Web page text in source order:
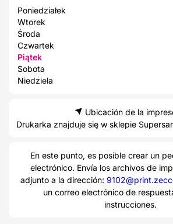
Poniedziałek
Wtorek
Środa
Czwartek
Piątek
Sobota
Niedziela
Ubicación de la
Drukarka znajduje się w sklepie
En este punto, es posible crear un
electrónico. Envía los archivos de
adjunto a la dirección:
un correo electrónico de
instrucciones.